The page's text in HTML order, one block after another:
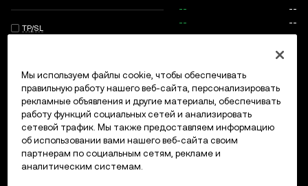
TP/SL
Комиссии
Открытые ордера История ордеров Открытые
Мы используем файлы cookie, чтобы обеспечивать
правильную работу нашего веб-сайта, персонализировать
рекламные объявления и другие материалы, обеспечивать
работу функций социальных сетей и анализировать
сетевой трафик. Мы также предоставляем информацию
об использовании вами нашего веб-сайта своим
партнерам по социальным сетям, рекламе и
аналитическим системам.